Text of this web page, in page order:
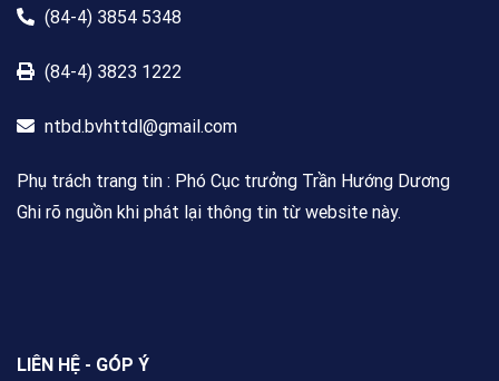
(84-4) 3854 5348
(84-4) 3823 1222
ntbd.bvhttdl@gmail.com
Phụ trách trang tin : Phó Cục trưởng Trần Hướng Dương
Ghi rõ nguồn khi phát lại thông tin từ website này.
LIÊN HỆ - GÓP Ý